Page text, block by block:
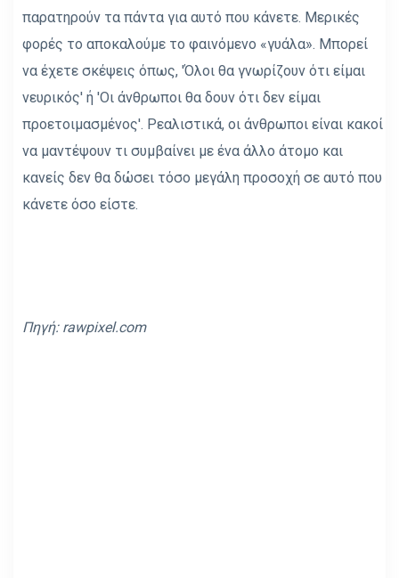
παρατηρούν τα πάντα για αυτό που κάνετε. Μερικές
φορές το αποκαλούμε το φαινόμενο «γυάλα». Μπορεί
να έχετε σκέψεις όπως, 'Όλοι θα γνωρίζουν ότι είμαι
νευρικός' ή 'Οι άνθρωποι θα δουν ότι δεν είμαι
προετοιμασμένος'. Ρεαλιστικά, οι άνθρωποι είναι κακοί
να μαντέψουν τι συμβαίνει με ένα άλλο άτομο και
κανείς δεν θα δώσει τόσο μεγάλη προσοχή σε αυτό που
κάνετε όσο είστε.
Πηγή: rawpixel.com